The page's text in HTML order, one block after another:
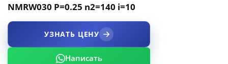
NMRW030 P=0.25 n2=140 i=10
УЗНАТЬ ЦЕНУ
Написать